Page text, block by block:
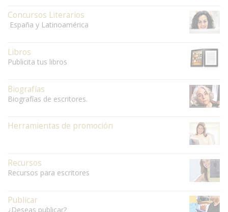
Concursos Literarios
España y Latinoamérica
Libros
Publicita tus libros
Biografías
Biografías de escritores.
Herramientas de promoción
Recursos
Recursos para escritores
Publicar
¿Deseas publicar?